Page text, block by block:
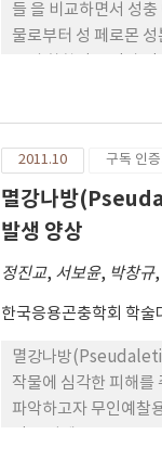
들 을 비교하면서 성
물로부터 성 페로몬
최적 예찰조성이 선
2011.10 구독 인
멸강나방
발생 양상
정진교, 서보윤, 박창규,
한국응용곤충학회 학술
멸강나방
작물에 심각한 피해를
파악하고자 무인예찰
방 성페로몬과 (Z)-